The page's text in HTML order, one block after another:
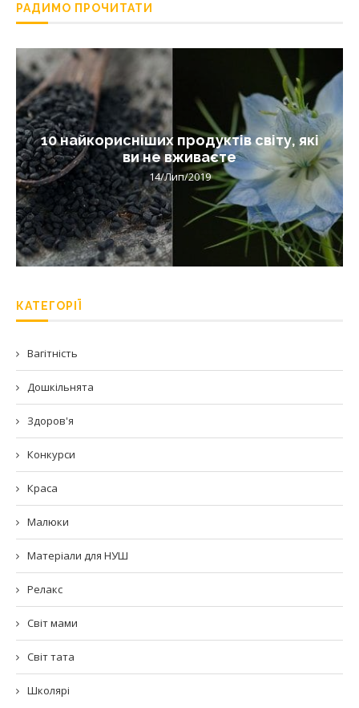
РАДИМО ПРОЧИТАТИ
10 найкорисніших продуктів світу, які
ви не вживаєте
14/Лип/2019
КАТЕГОРІЇ
Вагітність
Дошкільнята
Здоров'я
Конкурси
Краса
Малюки
Матеріали для НУШ
Релакс
Світ мами
Світ тата
Школярі